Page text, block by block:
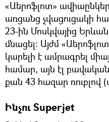
«Աերոֆլոտ»
առցանց չվացուցակի
23-ին Մոսկվայից
մնացել: Այժմ
կարելի է ամրագրել
համար, այն էլ
քան 43 հազար ռուբլով
Ինչու Superjet